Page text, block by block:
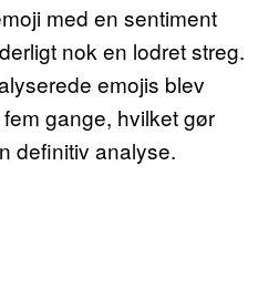
med en sentiment
nok en lodret streg.
emojis blev
gange, hvilket gør
definitiv analyse.